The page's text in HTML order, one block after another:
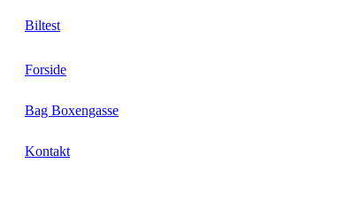
Biltest
Forside
Bag Boxengasse
Kontakt